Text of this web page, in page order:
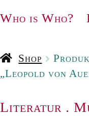
Who is Who?
Shop
„Leopold von
Literatur .